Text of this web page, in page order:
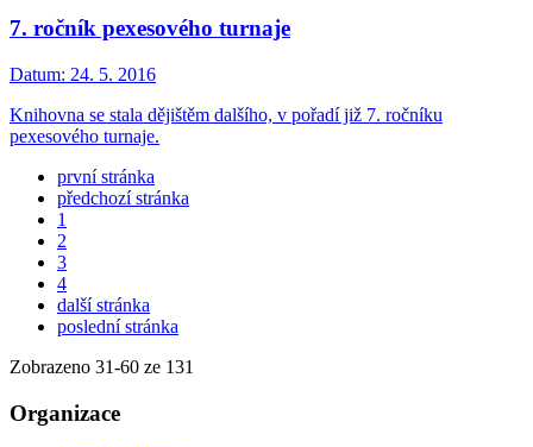
7. ročník pexesového turnaje
Datum: 24. 5. 2016
Knihovna se stala dějištěm dalšího, v pořadí již 7. ročníku
pexesového turnaje.
první stránka
předchozí stránka
1
2
3
4
další stránka
poslední stránka
Zobrazeno 31-60 ze 131
Organizace